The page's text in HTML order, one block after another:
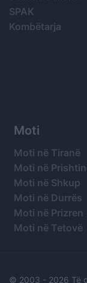
SPAK
Kombëtarja
Moti
Moti në Tiranë
Moti në
Moti në Shkup
Moti në Durrës
Moti në Prizren
Moti në Tetovë
© 2003 - 2026 Të